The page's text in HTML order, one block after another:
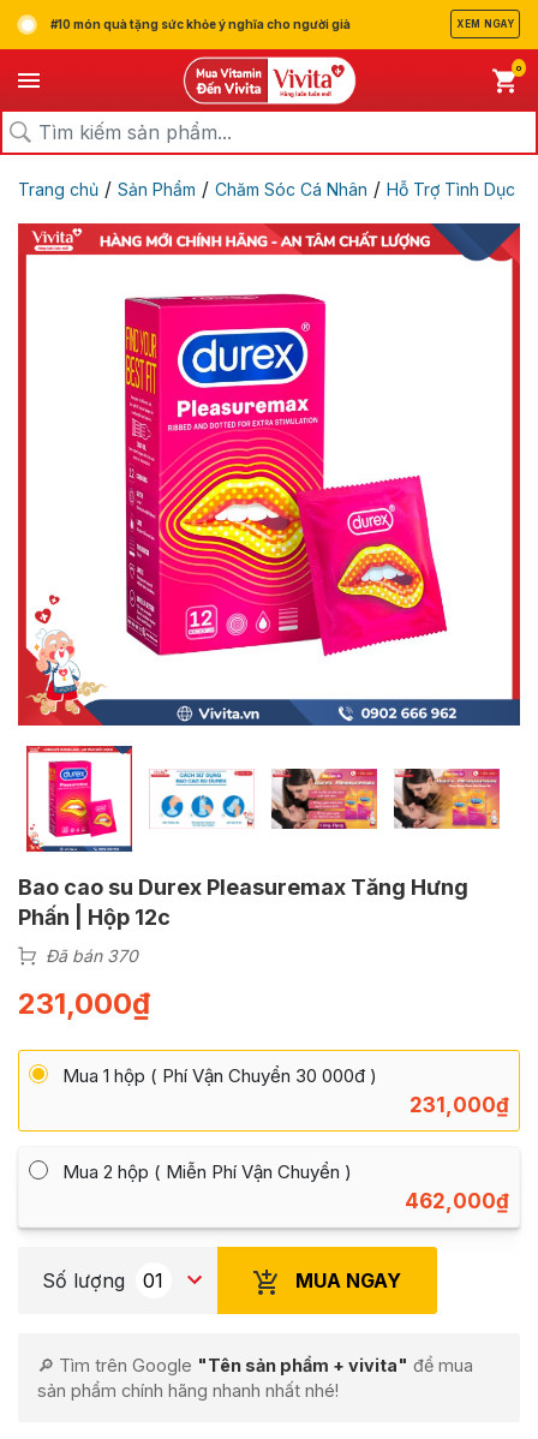
#10 món quà tặng sức khỏe ý nghĩa cho người già XEM NGAY
0
Trang chủ / Sản Phẩm / Chăm Sóc Cá Nhân / Hỗ Trợ Tình Dục
Bao cao su Durex Pleasuremax Tăng Hưng
Phấn | Hộp 12c
Đã bán 370
231,000₫
Mua 1 hộp ( Phí Vận Chuyển 30 000đ )
231,000₫
Mua 2 hộp ( Miễn Phí Vận Chuyển )
462,000₫
Số lượng MUA NGAY
🔎 Tìm trên Google "Tên sản phẩm + vivita" để mua
sản phẩm chính hãng nhanh nhất nhé!